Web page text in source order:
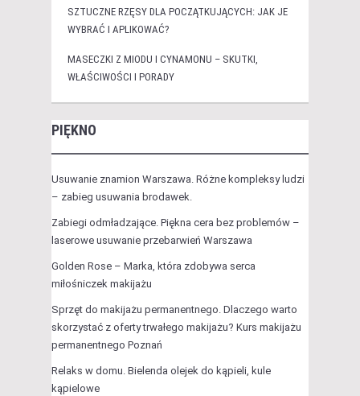
SZTUCZNE RZĘSY DLA POCZĄTKUJĄCYCH: JAK JE
WYBRAĆ I APLIKOWAĆ?
MASECZKI Z MIODU I CYNAMONU – SKUTKI,
WŁAŚCIWOŚCI I PORADY
PIĘKNO
Usuwanie znamion Warszawa. Różne kompleksy ludzi
– zabieg usuwania brodawek.
Zabiegi odmładzające. Piękna cera bez problemów –
laserowe usuwanie przebarwień Warszawa
Golden Rose – Marka, która zdobywa serca
miłośniczek makijażu
Sprzęt do makijażu permanentnego. Dlaczego warto
skorzystać z oferty trwałego makijażu? Kurs makijażu
permanentnego Poznań
Relaks w domu. Bielenda olejek do kąpieli, kule
kąpielowe